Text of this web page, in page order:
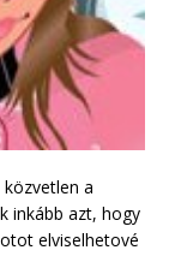
a
inkább azt, hogy
elviselhetové